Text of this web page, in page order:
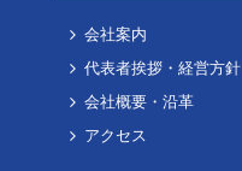
会社案内
代表者挨拶・経営方針
会社概要・沿革
アクセス